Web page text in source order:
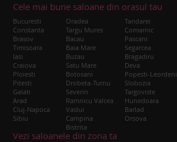
Cele mai bune saloane din orasul tau
Bucuresti
Constanta
Brasov
Timisoara
Iasi
Craiova
Ploiesti
Pitesti
Galati
Arad
Cluj-Napoca
Sibiu
Oradea
Targu Mures
Bacau
Baia Mare
Buzau
Satu Mare
Botosani
Drobeta-Turnu
Severin
Ramnicu Valcea
Vaslui
Campina
Bistrita
Tandarei
Comarnic
Pascani
Segarcea
Bragadiru
Deva
Popesti-Leordeni
Slobozia
Targoviste
Hunedoara
Barlad
Orsova
Vezi saloanele din zona ta